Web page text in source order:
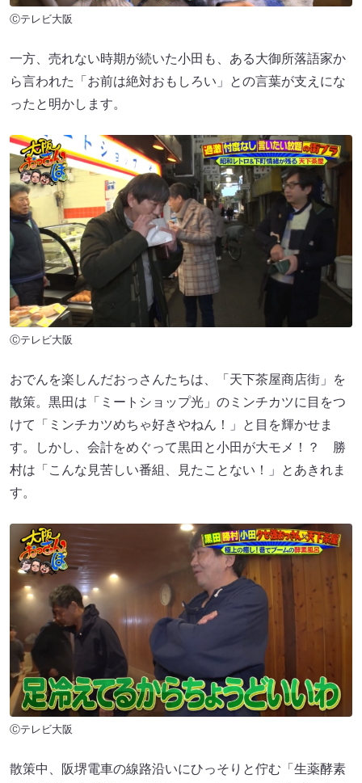
Ⓒテレビ大阪
一方、売れない時期が続いた小田も、ある大御所落語家か
ら言われた「お前は絶対おもしろい」との言葉が支えにな
ったと明かします。
Ⓒテレビ大阪
おでんを楽しんだおっさんたちは、「天下茶屋商店街」を
散策。黒田は「ミートショップ光」のミンチカツに目をつ
けて「ミンチカツめちゃ好きやねん！」と目を輝かせま
す。しかし、会計をめぐって黒田と小田が大モメ！？ 勝
村は「こんな見苦しい番組、見たことない！」とあきれま
す。
Ⓒテレビ大阪
散策中、阪堺電車の線路沿いにひっそりと佇む「生薬酵素